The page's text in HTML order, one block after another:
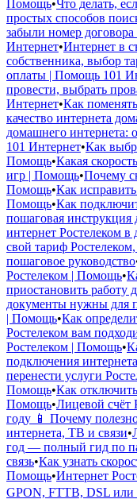
Помощь•Что делать,
простых способов
забыли номер
Интернет•Интернет в
собственника, выбор
оплаты | Помощь 101
провести, выбрать
Интернет•Как
качество интернета
домашнего интернета:
101 Интернет•Как
Помощь•Какая
игр | Помощь•Почему
Помощь•Как
Помощь•Как
пошаговая инструкция
интернет Ростелеком
свой тариф
пошаговое руководство
Ростелеком | Помощь•
приостановить
документы нужны для
| Помощь•Как
Ростелеком вам
Ростелеком | Помощь•
подключения
перенести услуги
Помощь•Как
Помощь•Лицевой счёт
году 📱 Почему
интернета, ТВ и связи•
год — полный гид по
связь•Как узнать
Помощь•Интернет
GPON, FTTB, DSL или